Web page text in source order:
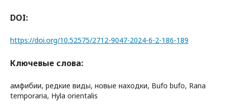
DOI:
https://doi.org/10.52575/2712-9047-2024-6-2-186-189
Ключевые слова:
амфибии, редкие виды, новые находки, Bufo bufo, Rana
temporaria, Hyla orientalis